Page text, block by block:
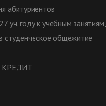
абитуриентов
уч. году к учебным занятиям,
студенческое общежитие
КРЕДИТ